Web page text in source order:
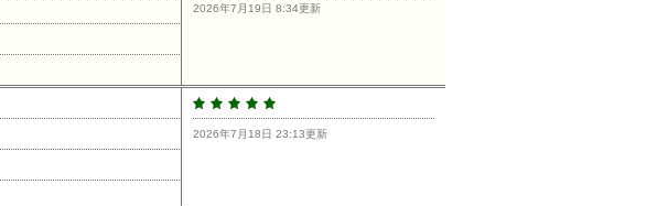
2026年7月19日 8:34更新
2026年7月18日 23:13更新